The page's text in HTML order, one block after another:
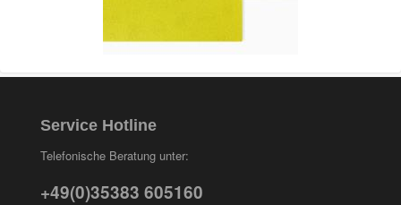
Service Hotline
Telefonische Beratung unter:
+49(0)35383 605160